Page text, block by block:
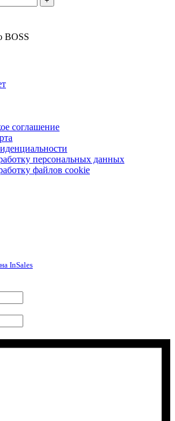
BOSS
соглашение
персональных данных
файлов cookie
InSales